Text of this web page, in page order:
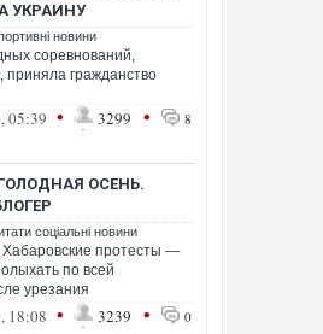
УКРАИНУ
новини
соревнований,
приняла гражданство
05:39 • 3299 • 8
ОСЕНЬ.
соціальні новини
Хабаровские протесты —
по всей
урезания
18:08 • 3239 • 0